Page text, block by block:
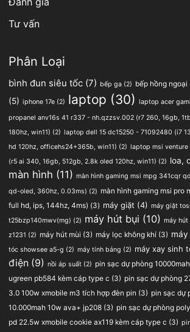
Tư vấn
Phân Loại
bình đun siêu tốc (7) bếp ga (2) bếp hồng ngoại
(5) iphone 17e (2) laptop (30) laptop acer
propanel anv16s 41 r337 - nh.qzzsv.002 (r7 260, 16gb,
180hz, win11) (2) laptop dell 15 dc15250 - 71092480 (i7
hd 120hz, officehs24+365b, win11) (2) laptop msi
(r5 ai 340, 16gb, 512gb, 2.8k oled 120hz, win11) (2) loa,
màn hình (11) màn hình gaming msi mpg 341cqr
qd-oled, 360hz, 0.03ms) (2) màn hình gaming msi pro
full hd, ips, 144hz, 4ms) (3) máy giặt (4) máy giặt
t25bzp140mwv(mg) (2) máy hút bụi (10) máy
z1231 (2) máy hút mùi (3) máy lọc không khí (3)
tóc showsee a5-g (2) máy tính bảng (2) máy xay sinh
điện (9) nồi áp suất (2) pin sạc dự phòng
ugreen pb584 kèm cáp type c (3) pin sạc dự phòng
3.0 100w xmobile m3 tích hợp đèn pin (3) pin sạc dự
10.000mah 10w ava+ jp208 (3) pin sạc dự phòng
pd 22.5w xmobile cookie ax119 kèm cáp type c (3)